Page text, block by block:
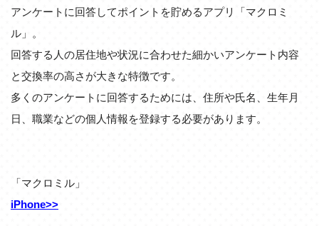
アンケートに回答してポイントを貯めるアプリ「マクロミ
ル」。
回答する人の居住地や状況に合わせた細かいアンケート内容
と交換率の高さが大きな特徴です。
多くのアンケートに回答するためには、住所や氏名、生年月
日、職業などの個人情報を登録する必要があります。
「マクロミル」
iPhone>>